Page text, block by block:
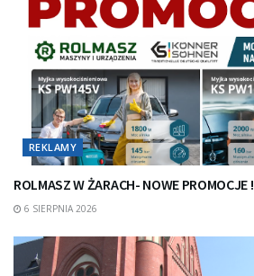
REKLAMY
ROLMASZ W ŻARACH- NOWE PROMOCJE !
6 SIERPNIA 2026